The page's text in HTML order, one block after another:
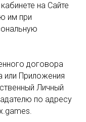
на Сайте
им при
договора
или Приложения
Личный
по адресу